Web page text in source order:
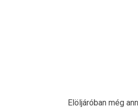
Elöljáróban még